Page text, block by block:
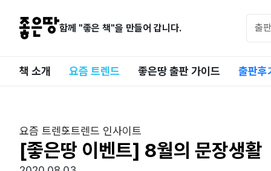
함께 "좋은 책"을 만들어 갑니다.
책 소개 요즘 트렌드 좋은땅 출판 가이드 출판후
요즘 트렌드트렌드 인사이트
[좋은땅 이벤트] 8월의 문장생활